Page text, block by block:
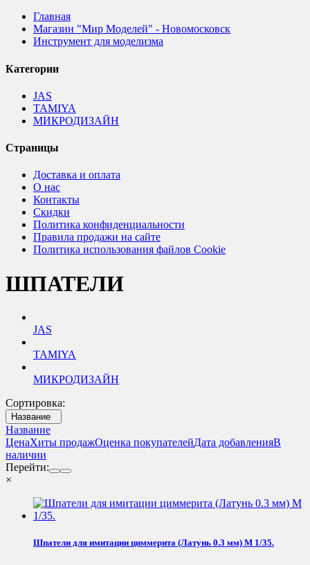
Главная
Магазин "Мир Моделей" - Новомосковск
Инструмент для моделизма
Категории
JAS
TAMIYA
МИКРОДИЗАЙН
Страницы
Доставка и оплата
О нас
Контакты
Скидки
Политика конфиденциальности
Правила продажи на сайте
Политика использования файлов Cookie
ШПАТЕЛИ
JAS
TAMIYA
МИКРОДИЗАЙН
Сортировка:
Название
Название
ЦенаХиты продажОценка покупателейДата добавленияВ
наличии
Перейти:
×
Шпатели для имитации циммерита (Латунь 0.3 мм) М 1/35.